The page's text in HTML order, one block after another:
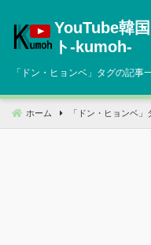
へ
動
YouTube韓
ト‐kumoh‐
「 ドン・ヒョンベ 」タグの記事
ホーム 「 ドン・ヒョンベ